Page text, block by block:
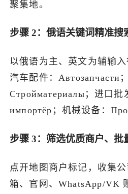
聚集地。
步骤 2：俄语关键词精准搜
以俄语为主、英文为辅输入
汽车配件：Автозапчасти
Стройматериалы；进口批
импортёр；机械设备：
步骤 3：筛选优质商户、批
点开地图商户标记，收集
箱、官网、WhatsApp/VK